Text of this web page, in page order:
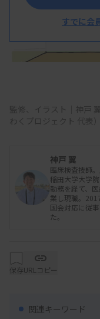
臨床検査技師には
資格があります。
各種学会主催の
すでに会
神戸 翼
臨床検査技師
稲田大学大学
勤務を経て、
業し現職。
国会対応に従
た。
保存URLコピー
関連キーワード